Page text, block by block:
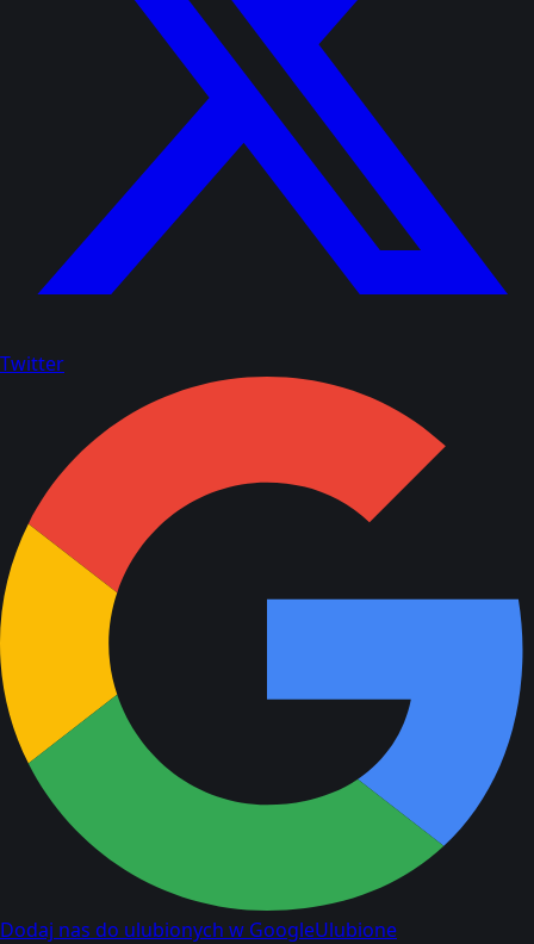
Twitter
Dodaj nas do ulubionych w GoogleUlubione